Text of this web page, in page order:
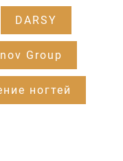
DARSY
Group
ногтей